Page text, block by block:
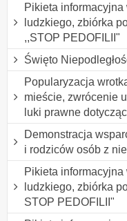
Pikieta
ludzkiego, zbiórka
,,STOP PEDOFILII"
Święto
Popularyzacja
mieście, zwrócenie
luki prawne
Demonstracja
i rodziców osób z
Pikieta
ludzkiego, zbiórka
STOP PEDOFILII"